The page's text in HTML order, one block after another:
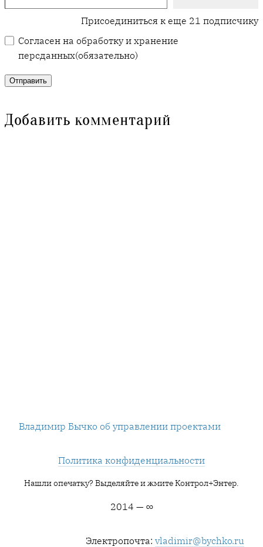
Присоединиться к еще 21 подписчику
Согласен на обработку и хранение
персданных(обязательно)
Отправить
Добавить комментарий
Владимир Бычко об управлении проектами
Политика конфиденциальности
Нашли опечатку? Выделяйте и жмите Контрол+Энтер.
2014 — ∞
Электропочта: vladimir@bychko.ru